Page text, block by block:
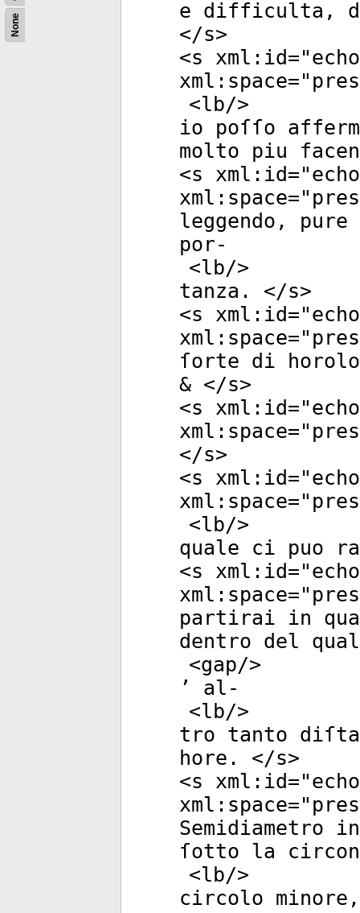
None
e difficulta,
</s>
<s xml:id="
xml:space="
<lb/>
io poſſo
molto piu
<s xml:id="
xml:space="
leggendo,
por-
<lb/>
tanza. </s>
<s xml:id="
xml:space="
ſorte di
& </s>
<s xml:id="
xml:space="
</s>
<s xml:id="
xml:space="
<lb/>
quale ci puo
<s xml:id="
xml:space="
partirai in
dentro del
<gap/>
’ al-
<lb/>
tro tanto
hore. </s>
<s xml:id="
xml:space="
Semidiametro
ſotto la
<lb/>
circolo